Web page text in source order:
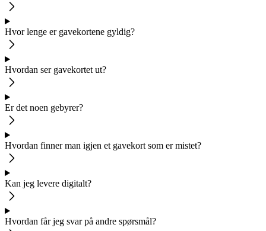
Hvor lenge er gavekortene gyldig?
Hvordan ser gavekortet ut?
Er det noen gebyrer?
Hvordan finner man igjen et gavekort som er mistet?
Kan jeg levere digitalt?
Hvordan får jeg svar på andre spørsmål?